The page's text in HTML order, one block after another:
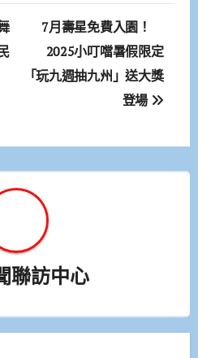
7月壽星免費入園！
2025小叮噹暑假限定
「玩九週抽九州」送大獎
登場
聯訪中心